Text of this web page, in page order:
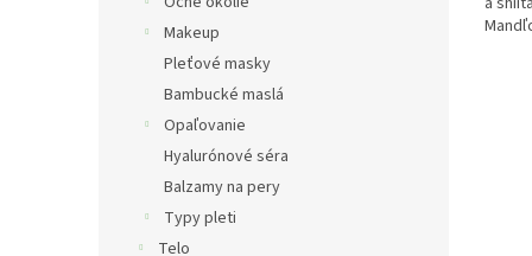
Makeup
Pleťové masky
Bambucké maslá
Opaľovanie
Hyalurónové séra
Balzamy na pery
Typy pleti
Telo